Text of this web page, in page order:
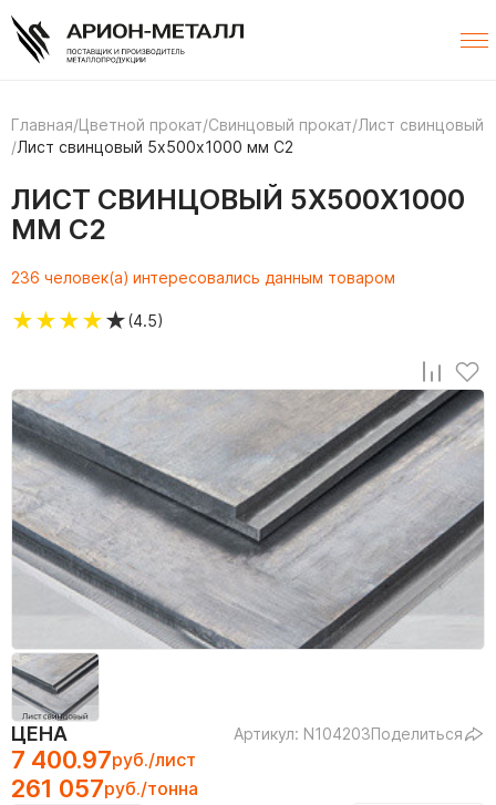
Главная/Цветной прокат/Свинцовый прокат/Лист свинцовый
/Лист свинцовый 5х500х1000 мм С2
ЛИСТ СВИНЦОВЫЙ 5Х500Х1000
ММ С2
236 человек(а) интересовались данным товаром
★★★★★(4.5)
ЦЕНА Артикул: N104203Поделиться
7 400.97руб./лист
261 057руб./тонна